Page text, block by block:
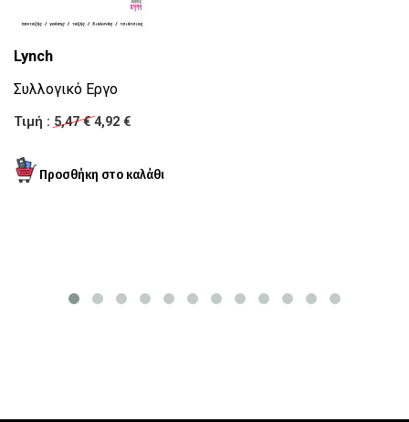
Lynch
Συλλογικό Εργο
Τιμή : 5,47 €4,92 €